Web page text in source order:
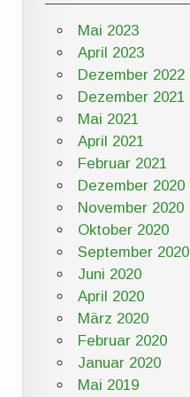
Mai 2023
April 2023
Dezember 2022
Dezember 2021
Mai 2021
April 2021
Februar 2021
Dezember 2020
November 2020
Oktober 2020
September 2020
Juni 2020
April 2020
März 2020
Februar 2020
Januar 2020
Mai 2019